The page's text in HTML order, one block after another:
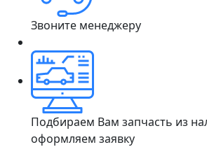
Звоните менеджеру
Подбираем Вам запчасть из
оформляем заявку